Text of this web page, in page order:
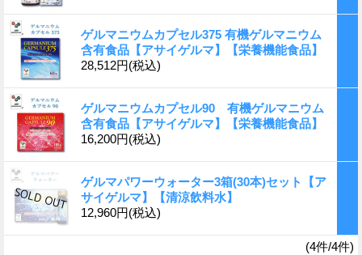
ゲルマニウムカプセル375 有機ゲルマニウム
含有食品【アサイゲルマ】【栄養機能食品】
28,512円(税込)
ゲルマニウムカプセル90 有機ゲルマニウム
含有食品【アサイゲルマ】【栄養機能食品】
16,200円(税込)
ゲルマパワーウォーター3箱(30本)セット【ア
サイゲルマ】【清涼飲料水】
12,960円(税込)
(4件/4件)